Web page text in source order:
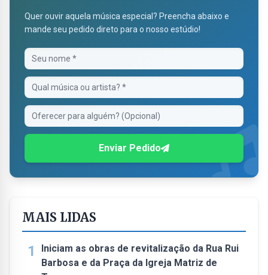
Quer ouvir aquela música especial? Preencha abaixo e
mande seu pedido direto para o nosso estúdio!
Enviar Pedido
MAIS LIDAS
1
Iniciam as obras de revitalização da Rua Rui
Barbosa e da Praça da Igreja Matriz de